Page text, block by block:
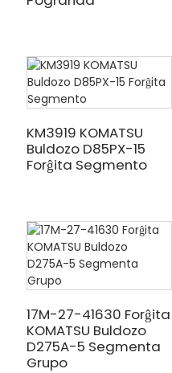
KM3919 KOMATSU
Buldozo D85PX-15
Forĝita Segmento
17M-27-41630 Forĝita
KOMATSU Buldozo
D275A-5 Segmenta
Grupo